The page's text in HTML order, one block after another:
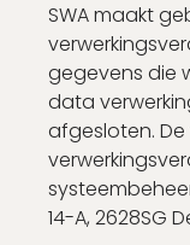
SWA maakt
gegevens die
data
afgesloten.
14-A, 2628SG